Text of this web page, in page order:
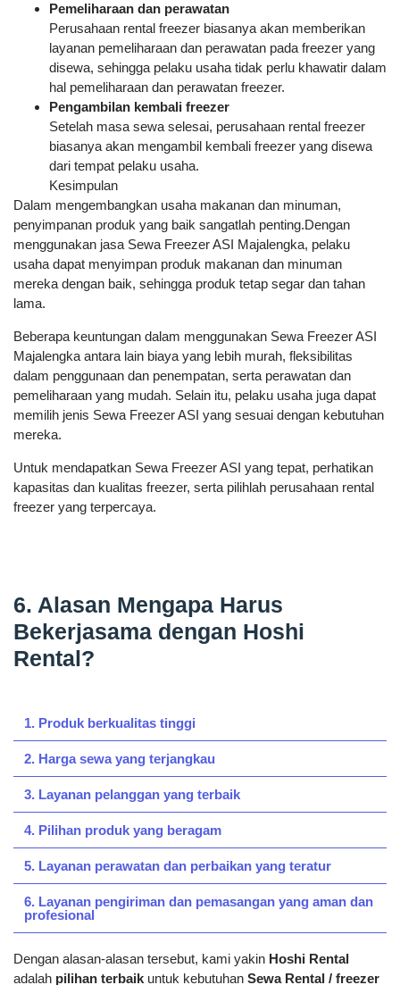
Pemeliharaan dan perawatan
Perusahaan rental freezer biasanya akan memberikan
layanan pemeliharaan dan perawatan pada freezer yang
disewa, sehingga pelaku usaha tidak perlu khawatir dalam
hal pemeliharaan dan perawatan freezer.
Pengambilan kembali freezer
Setelah masa sewa selesai, perusahaan rental freezer
biasanya akan mengambil kembali freezer yang disewa
dari tempat pelaku usaha.
Kesimpulan
Dalam mengembangkan usaha makanan dan minuman,
penyimpanan produk yang baik sangatlah penting.Dengan
menggunakan jasa Sewa Freezer ASI Majalengka, pelaku
usaha dapat menyimpan produk makanan dan minuman
mereka dengan baik, sehingga produk tetap segar dan tahan
lama.
Beberapa keuntungan dalam menggunakan Sewa Freezer ASI
Majalengka antara lain biaya yang lebih murah, fleksibilitas
dalam penggunaan dan penempatan, serta perawatan dan
pemeliharaan yang mudah. Selain itu, pelaku usaha juga dapat
memilih jenis Sewa Freezer ASI yang sesuai dengan kebutuhan
mereka.
Untuk mendapatkan Sewa Freezer ASI yang tepat, perhatikan
kapasitas dan kualitas freezer, serta pilihlah perusahaan rental
freezer yang terpercaya.
6. Alasan Mengapa Harus
Bekerjasama dengan Hoshi
Rental?
1. Produk berkualitas tinggi
2. Harga sewa yang terjangkau
3. Layanan pelanggan yang terbaik
4. Pilihan produk yang beragam
5. Layanan perawatan dan perbaikan yang teratur
6. Layanan pengiriman dan pemasangan yang aman dan
profesional
Dengan alasan-alasan tersebut, kami yakin Hoshi Rental
adalah pilihan terbaik untuk kebutuhan Sewa Rental / freezer